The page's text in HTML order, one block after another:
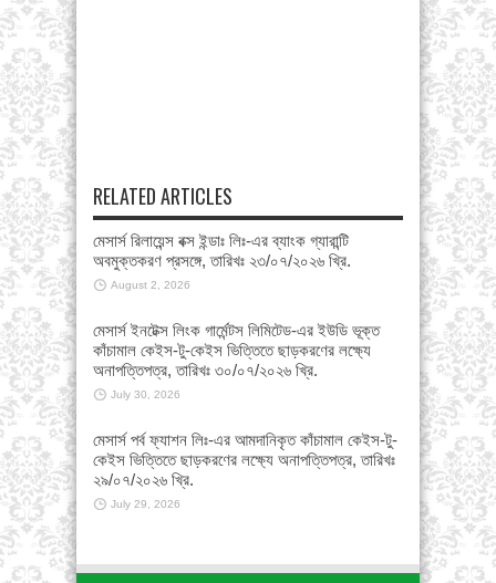
RELATED ARTICLES
মেসার্স রিলায়েন্স বক্স ইন্ডাঃ লিঃ-এর ব্যাংক গ্যারান্টি
অবমুক্তকরণ প্রসঙ্গে, তারিখঃ ২৩/০৭/২০২৬ খ্রি.
August 2, 2026
মেসার্স ইনটেক্স লিংক গার্মেন্টস লিমিটেড-এর ইউডি ভূক্ত
কাঁচামাল কেইস-টু-কেইস ভিত্তিতে ছাড়করণের লক্ষ্যে
অনাপত্তিপত্র, তারিখঃ ৩০/০৭/২০২৬ খ্রি.
July 30, 2026
মেসার্স পর্ব ফ্যাশন লিঃ-এর আমদানিকৃত কাঁচামাল কেইস-টু-
কেইস ভিত্তিতে ছাড়করণের লক্ষ্যে অনাপত্তিপত্র, তারিখঃ
২৯/০৭/২০২৬ খ্রি.
July 29, 2026